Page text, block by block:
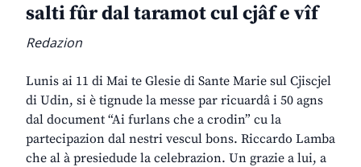
salti fûr dal taramot cul cjâf e vîf
Redazion
Lunis ai 11 di Mai te Glesie di Sante Marie sul Cjiscjel
di Udin, si è tignude la messe par ricuardâ i 50 agns
dal document “Ai furlans che a crodin” cu la
partecipazion dal nestri vescul bons. Riccardo Lamba
che al à presiedude la celebrazion. Un grazie a lui, a